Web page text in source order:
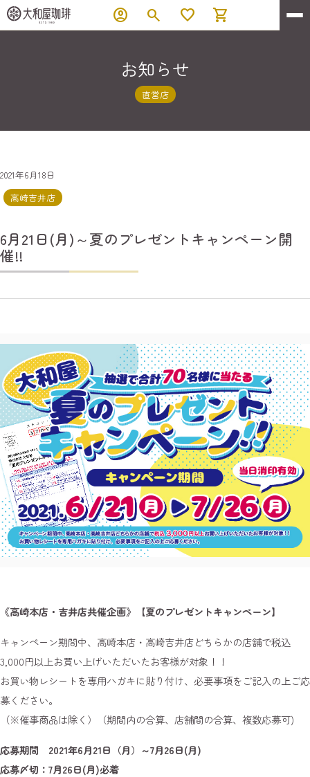
account_circle search favorite shopping_cart
お知らせ
直営店
2021年6月18日
高崎吉井店
6月21日(月)～夏のプレゼントキャンペーン開
催!!
《高崎本店・吉井店共催企画》【夏のプレゼントキャンペーン】
キャンペーン期間中、高崎本店・高崎吉井店どちらかの店舗で税込
3,000円以上お買い上げいただいたお客様が対象！！
お買い物レシートを専用ハガキに貼り付け、必要事項をご記入の上ご応
募ください。
（※催事商品は除く）（期間内の合算、店舗間の合算、複数応募可)
応募期間 2021年6月21日（月）～7月26日(月)
応募〆切：7月26日(月)必着